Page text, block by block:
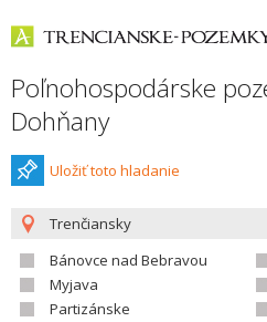
Poľnohospodárske
Dohňany
Uložiť toto hladanie
Trenčiansky
Bánovce nad Bebravou
Myjava
Partizánske